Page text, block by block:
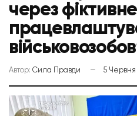
через фіктивне
Автор: Сила Правди 5 Червня